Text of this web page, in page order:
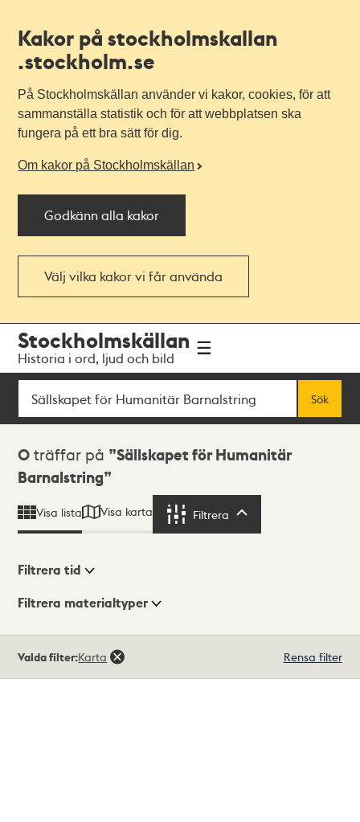
Kakor på stockholmskallan
.stockholm.se
På Stockholmskällan använder vi kakor, cookies, för att
sammanställa statistik och för att webbplatsen ska
fungera på ett bra sätt för dig.
Om kakor på Stockholmskällan
Godkänn alla kakor
Välj vilka kakor vi får använda
navigationen
huvudinnehållet
Stockholmskällan
Historia i ord, ljud och bild
Sök
Sök
Sökresultat
0 träffar på
Sällskapet för Humanitär
Barnalstring
Visa lista Visa karta Filtrera
Visningsläge
Filtrera tid
Filtrera materialtyper
träffar
Valda filter:Karta Rensa filter